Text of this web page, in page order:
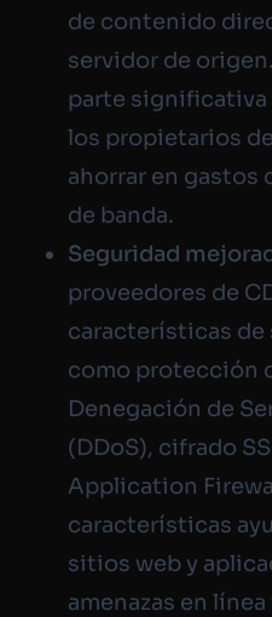
de contenido
servidor de
parte significativa
los propietarios
ahorrar en gastos
de banda.
Seguridad
proveedores de
características de
como protección
Denegación de
(DDoS), cifrado
Application
características
sitios web y
amenazas en